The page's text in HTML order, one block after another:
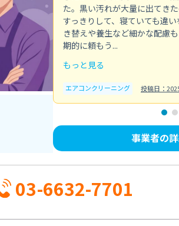
た。黒い汚れが大量に出てき
すっきりして、寝ていても違
き替えや養生など細かな配慮
期的に頼もう...
もっと見る
エアコンクリーニング 投稿日：
事業者の
03-6632-7701